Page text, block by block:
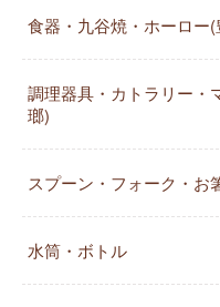
食器・九谷焼・ホーロー(
調理器具・カトラリー・
瑯)
スプーン・フォーク・お
水筒・ボトル